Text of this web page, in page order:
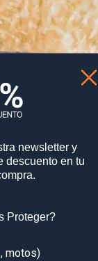
puedes publicar
electrónico no
newsletter y
descuento en tu
Proteger?
motos)